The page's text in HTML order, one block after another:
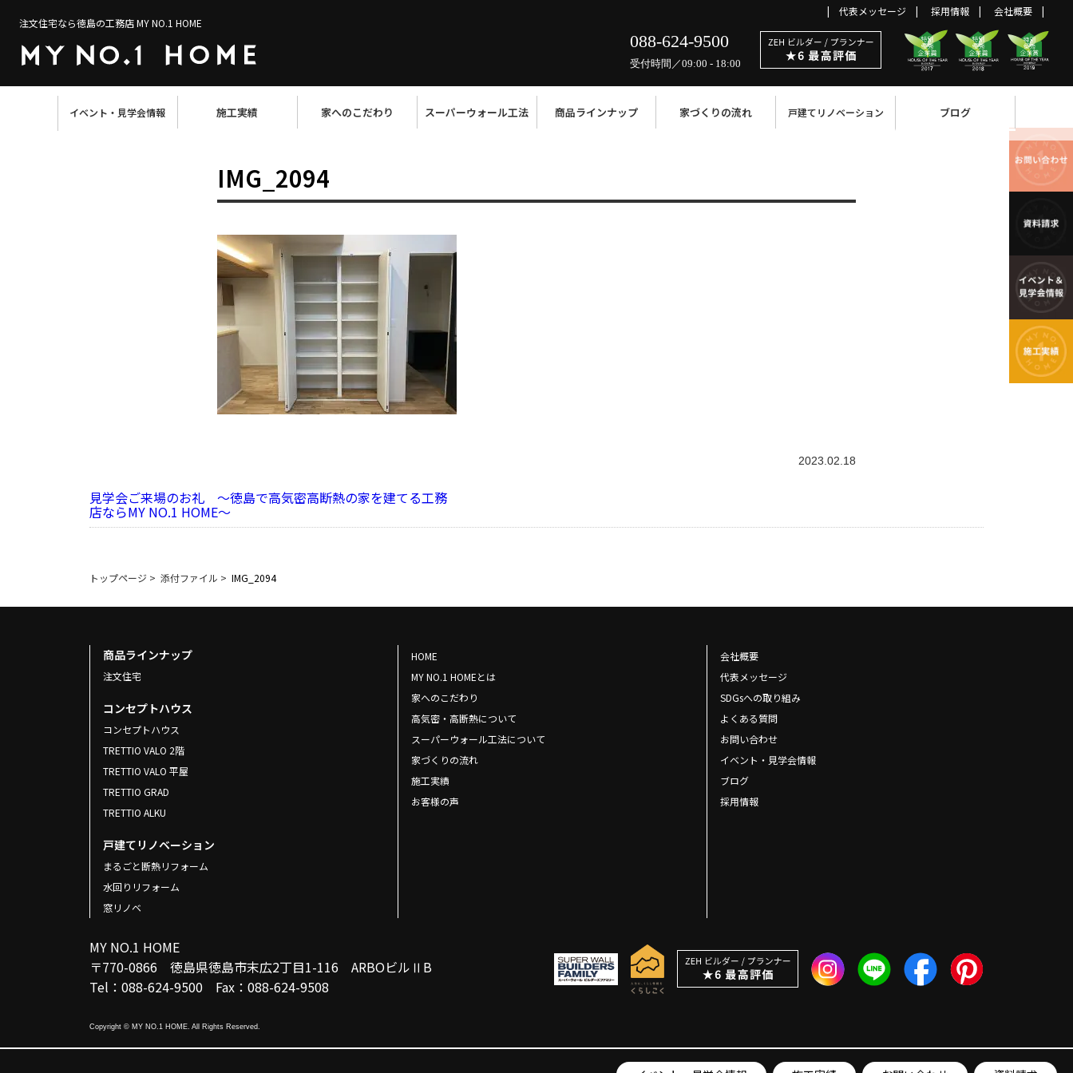
注文住宅なら徳島の工務店 MY NO.1 HOME
088-624-9500
受付時間／09:00 - 18:00
代表メッセージ 採用情報 会社概要
イベント・見学会情報 施工実績 家へのこだわり スーパーウォール工法 商品ラインナップ 家づくりの流れ 戸建てリノベーション ブログ
IMG_2094
2023.02.18
見学会ご来場のお礼 ～徳島で高気密高断熱の家を建てる工務
店ならMY NO.1 HOME～
トップページ > 添付ファイル > IMG_2094
商品ラインナップ
注文住宅
コンセプトハウス
コンセプトハウス
TRETTIO VALO 2階
TRETTIO VALO 平屋
TRETTIO GRAD
TRETTIO ALKU
戸建てリノベーション
まるごと断熱リフォーム
水回りリフォーム
窓リノベ
HOME
MY NO.1 HOMEとは
家へのこだわり
高気密・高断熱について
スーパーウォール工法について
家づくりの流れ
施工実績
お客様の声
会社概要
代表メッセージ
SDGsへの取り組み
よくある質問
お問い合わせ
イベント・見学会情報
ブログ
採用情報
MY NO.1 HOME
〒770-0866 徳島県徳島市末広2丁目1-116 ARBOビルⅡB
Tel：088-624-9500 Fax：088-624-9508
Copyright © MY NO.1 HOME. All Rights Reserved.